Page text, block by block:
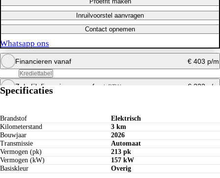
Inruilvoorstel aanvragen
Contact opnemen
Whatsapp ons
Financieren vanaf € 403 p/m
Krediettabel
Zakelijk financieren vanafexcl. BTW € 333 p/m
Whatsapp ons
Specificaties
Brandstof
Elektrisch
Kilometerstand
3 km
Bouwjaar
2026
Transmissie
Automaat
Vermogen (pk)
213 pk
Vermogen (kW)
157 kW
Basiskleur
Overig